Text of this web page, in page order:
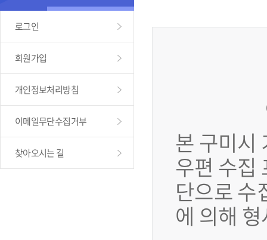
로그인
회원가입
개인정보처리방침
이메일무단수집거부
찾아오시는 길 본 구미시
우편 수집
단으로 수
에 의해